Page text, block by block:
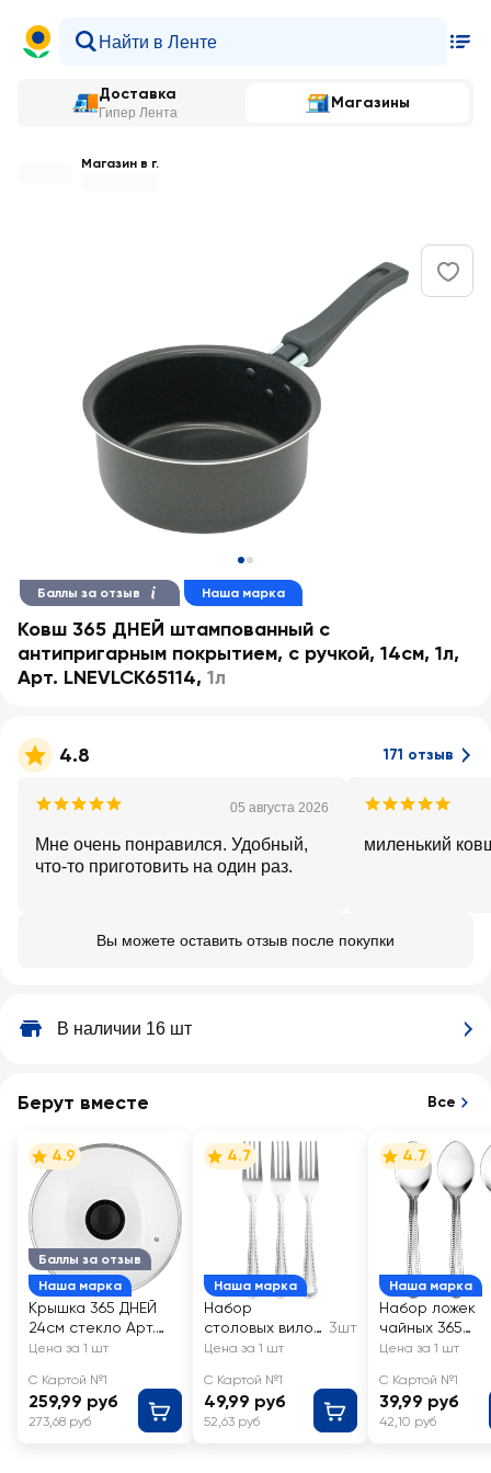
Доставка
Гипер Лента
Магазины
Магазин в г.
Баллы за отзыв Наша марка
Ковш 365 ДНЕЙ штампованный с
антипригарным покрытием, с ручкой, 14см, 1л,
Арт. LNEVLCK65114, 1л
4.8 171 отзыв
05 августа 2026
Мне очень понравился. Удобный,
что-то приготовить на один раз.
миленький
Вы можете оставить отзыв после покупки
В наличии 16 шт
Берут вместе Все
Баллы за отзыв
Наша марка
4.9
Крышка 365 ДНЕЙ
24см стекло Арт.
КС-GTL24110/Л
Цена за 1 шт
С Картой №1
259,99 руб
273,68 руб
Наша марка
4.7
Набор
столовых вилок
ОТЛИЧНАЯ
нержавеющая
сталь LEN-
160902
3шт
Цена за 1 шт
С Картой №1
49,99 руб
52,63 руб
Наша марка
4.7
Набор ложек
чайных 365
ДНЕЙ
сталь LEN-
160901
Цена за 1 шт
С Картой №1
39,99 руб
42,10 руб